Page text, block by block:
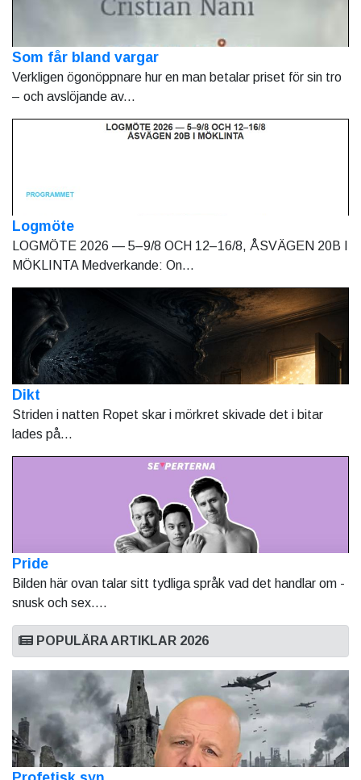
Som får bland vargar
Verkligen ögonöppnare hur en man betalar priset för sin tro
– och avslöjande av...
Logmöte
LOGMÖTE 2026 — 5–9/8 OCH 12–16/8, ÅSVÄGEN 20B I
MÖKLINTA Medverkande: On...
Dikt
Striden i natten Ropet skar i mörkret skivade det i bitar
lades på...
Pride
Bilden här ovan talar sitt tydliga språk vad det handlar om -
snusk och sex....
POPULÄRA ARTIKLAR 2026